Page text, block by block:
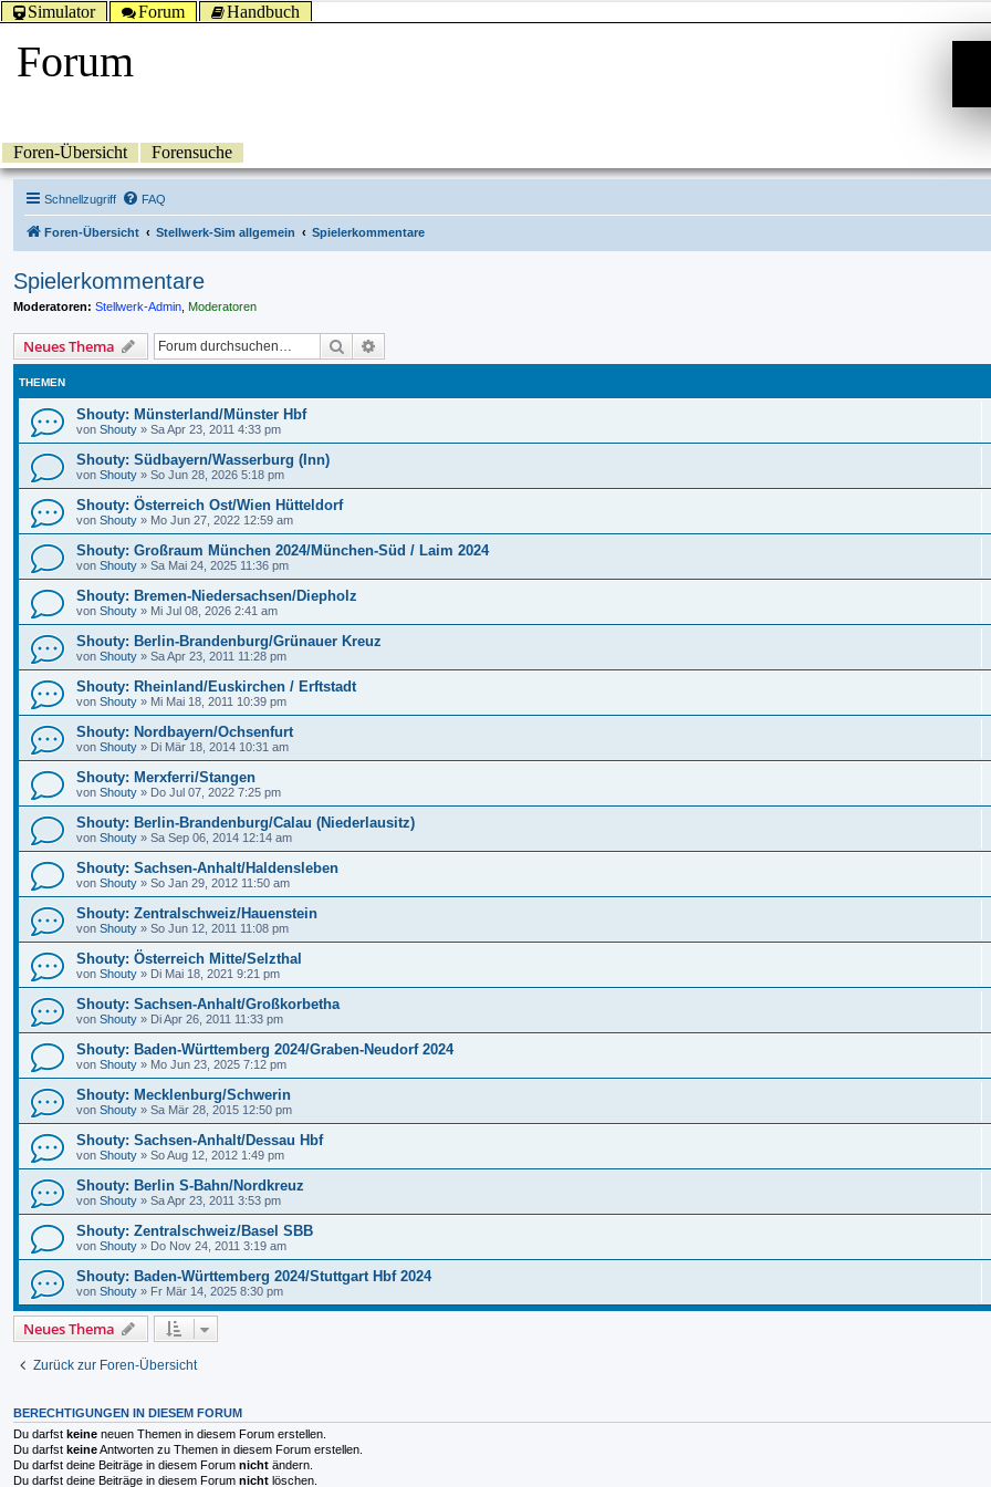
Simulator Forum Handbuch
Forum
Foren-Übersicht Forensuche
Schnellzugriff FAQ
Foren-Übersicht Stellwerk-Sim allgemein Spielerkommentare
Spielerkommentare
Moderatoren: Stellwerk-Admin Moderatoren
Neues Thema Suche
THEMEN
Shouty: Münsterland/Münster Hbf
von Shouty » Sa Apr 23, 2011 4:33 pm
Shouty: Südbayern/Wasserburg (Inn)
von Shouty » So Jun 28, 2026 5:18 pm
Shouty: Österreich Ost/Wien Hütteldorf
von Shouty » Mo Jun 27, 2022 12:59 am
Shouty: Großraum München 2024/München-Süd / Laim 2024
von Shouty » Sa Mai 24, 2025 11:36 pm
Shouty: Bremen-Niedersachsen/Diepholz
von Shouty » Mi Jul 08, 2026 2:41 am
Shouty: Berlin-Brandenburg/Grünauer Kreuz
von Shouty » Sa Apr 23, 2011 11:28 pm
Shouty: Rheinland/Euskirchen / Erftstadt
von Shouty » Mi Mai 18, 2011 10:39 pm
Shouty: Nordbayern/Ochsenfurt
von Shouty » Di Mär 18, 2014 10:31 am
Shouty: Merxferri/Stangen
von Shouty » Do Jul 07, 2022 7:25 pm
Shouty: Berlin-Brandenburg/Calau (Niederlausitz)
von Shouty » Sa Sep 06, 2014 12:14 am
Shouty: Sachsen-Anhalt/Haldensleben
von Shouty » So Jan 29, 2012 11:50 am
Shouty: Zentralschweiz/Hauenstein
von Shouty » So Jun 12, 2011 11:08 pm
Shouty: Österreich Mitte/Selzthal
von Shouty » Di Mai 18, 2021 9:21 pm
Shouty: Sachsen-Anhalt/Großkorbetha
von Shouty » Di Apr 26, 2011 11:33 pm
Shouty: Baden-Württemberg 2024/Graben-Neudorf 2024
von Shouty » Mo Jun 23, 2025 7:12 pm
Shouty: Mecklenburg/Schwerin
von Shouty » Sa Mär 28, 2015 12:50 pm
Shouty: Sachsen-Anhalt/Dessau Hbf
von Shouty » So Aug 12, 2012 1:49 pm
Shouty: Berlin S-Bahn/Nordkreuz
von Shouty » Sa Apr 23, 2011 3:53 pm
Shouty: Zentralschweiz/Basel SBB
von Shouty » Do Nov 24, 2011 3:19 am
Shouty: Baden-Württemberg 2024/Stuttgart Hbf 2024
von Shouty » Fr Mär 14, 2025 8:30 pm
Neues Thema
Zurück zur Foren-Übersicht
BERECHTIGUNGEN IN DIESEM FORUM
Du darfst keine neuen Themen in diesem Forum erstellen.
Du darfst keineAntworten zu Themen in diesem Forum erstellen.
Du darfst deine Beiträge in diesem Forum nicht ändern.
Du darfst deine Beiträge in diesem Forum nicht löschen.